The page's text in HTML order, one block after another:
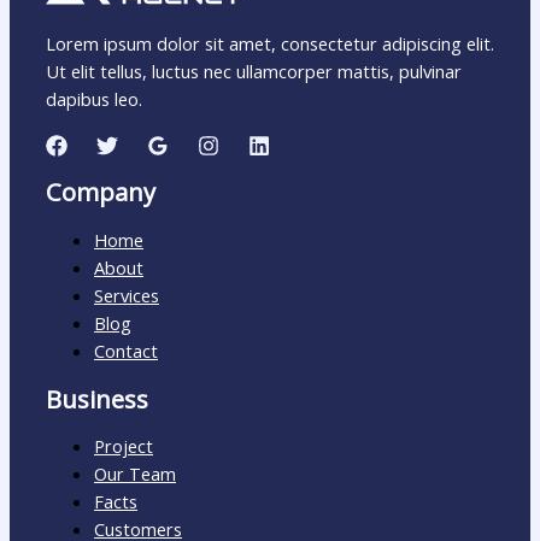
Lorem ipsum dolor sit amet, consectetur adipiscing elit.
Ut elit tellus, luctus nec ullamcorper mattis, pulvinar
dapibus leo.
Company
Home
About
Services
Blog
Contact
Business
Project
Our Team
Facts
Customers